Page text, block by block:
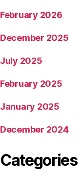
February 2026
December 2025
July 2025
February 2025
January 2025
December 2024
Categories